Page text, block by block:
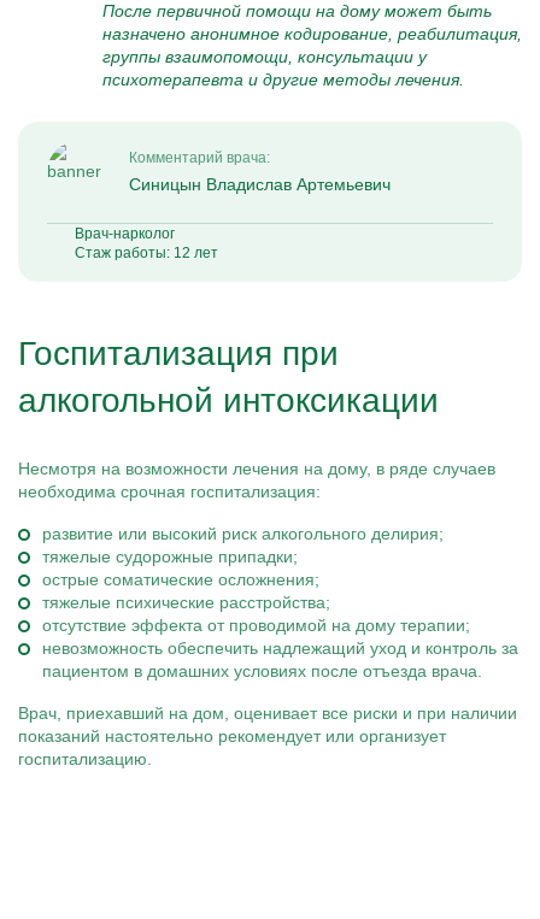
После первичной помощи на дому может быть
назначено анонимное кодирование, реабилитация,
группы взаимопомощи, консультации у
психотерапевта и другие методы лечения.
Комментарий врача:
Синицын Владислав Артемьевич
Врач-нарколог
Стаж работы: 12 лет
Госпитализация при
алкогольной интоксикации
Несмотря на возможности лечения на дому, в ряде случаев
необходима срочная госпитализация:
развитие или высокий риск алкогольного делирия;
тяжелые судорожные припадки;
острые соматические осложнения;
тяжелые психические расстройства;
отсутствие эффекта от проводимой на дому терапии;
невозможность обеспечить надлежащий уход и контроль за
пациентом в домашних условиях после отъезда врача.
Врач, приехавший на дом, оценивает все риски и при наличии
показаний настоятельно рекомендует или организует
госпитализацию.